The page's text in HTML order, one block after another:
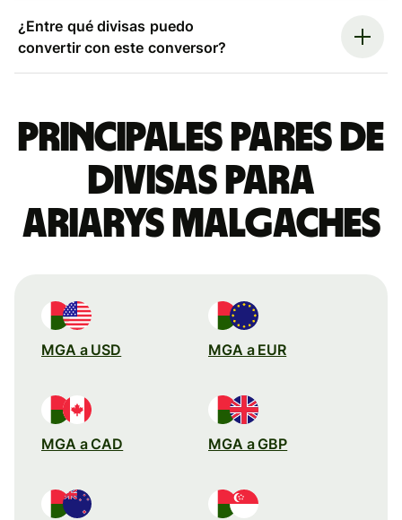
¿Entre qué divisas puedo
convertir con este conversor?
Principales pares de
divisas para
ariarys malgaches
MGA a USD MGA a EUR
MGA a CAD MGA a GBP